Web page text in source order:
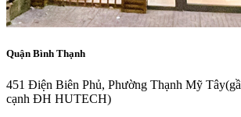
Quận Bình Thạnh
451 Điện Biên Phủ, Phường Thạnh Mỹ Tây
cạnh ĐH HUTECH)